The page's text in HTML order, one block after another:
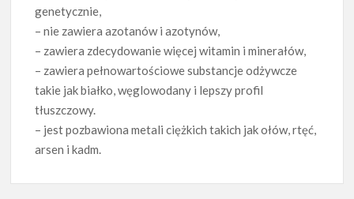
genetycznie,
– nie zawiera azotanów i azotynów,
– zawiera zdecydowanie więcej witamin i minerałów,
– zawiera pełnowartościowe substancje odżywcze
takie jak białko, węglowodany i lepszy profil
tłuszczowy.
– jest pozbawiona metali ciężkich takich jak ołów, rtęć,
arsen i kadm.